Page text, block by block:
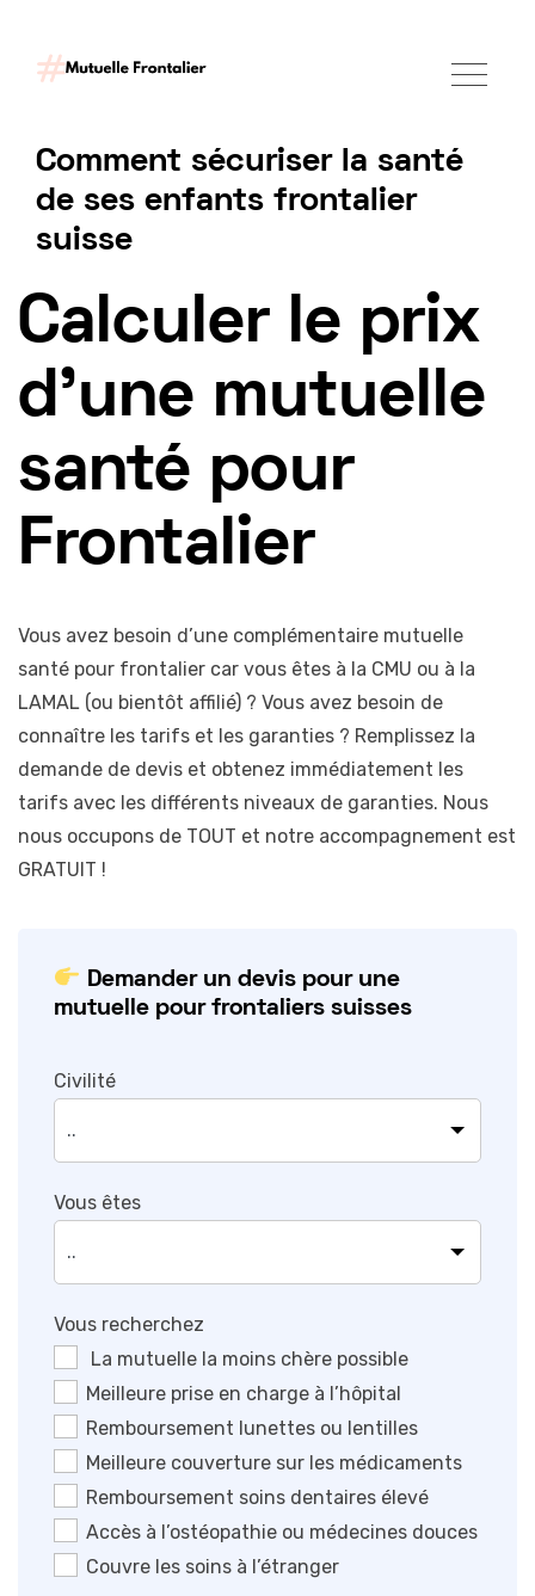
Comment sécuriser la santé
de ses enfants frontalier
suisse
Tarif mutuelle Frontalier 2025
Calculer le prix
d'une mutuelle
santé pour
Frontalier
Vous avez besoin d’une complémentaire mutuelle
santé pour frontalier car vous êtes à la CMU ou à la
LAMAL (ou bientôt affilié) ? Vous avez besoin de
connaître les tarifs et les garanties ? Remplissez la
demande de devis et obtenez immédiatement les
tarifs avec les différents niveaux de garanties. Nous
nous occupons de TOUT et notre accompagnement est
GRATUIT !
Demander un devis pour une
mutuelle pour frontaliers suisses
Civilité
Vous êtes
Vous recherchez
La mutuelle la moins chère possible
Meilleure prise en charge à l’hôpital
Remboursement lunettes ou lentilles
Meilleure couverture sur les médicaments
Remboursement soins dentaires élevé
Accès à l’ostéopathie ou médecines douces
Couvre les soins à l’étranger